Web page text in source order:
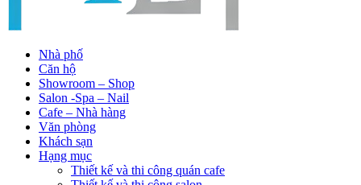
Nhà phố
Căn hộ
Showroom – Shop
Salon -Spa – Nail
Cafe – Nhà hàng
Văn phòng
Khách sạn
Hạng mục
Thiết kế và thi công quán cafe